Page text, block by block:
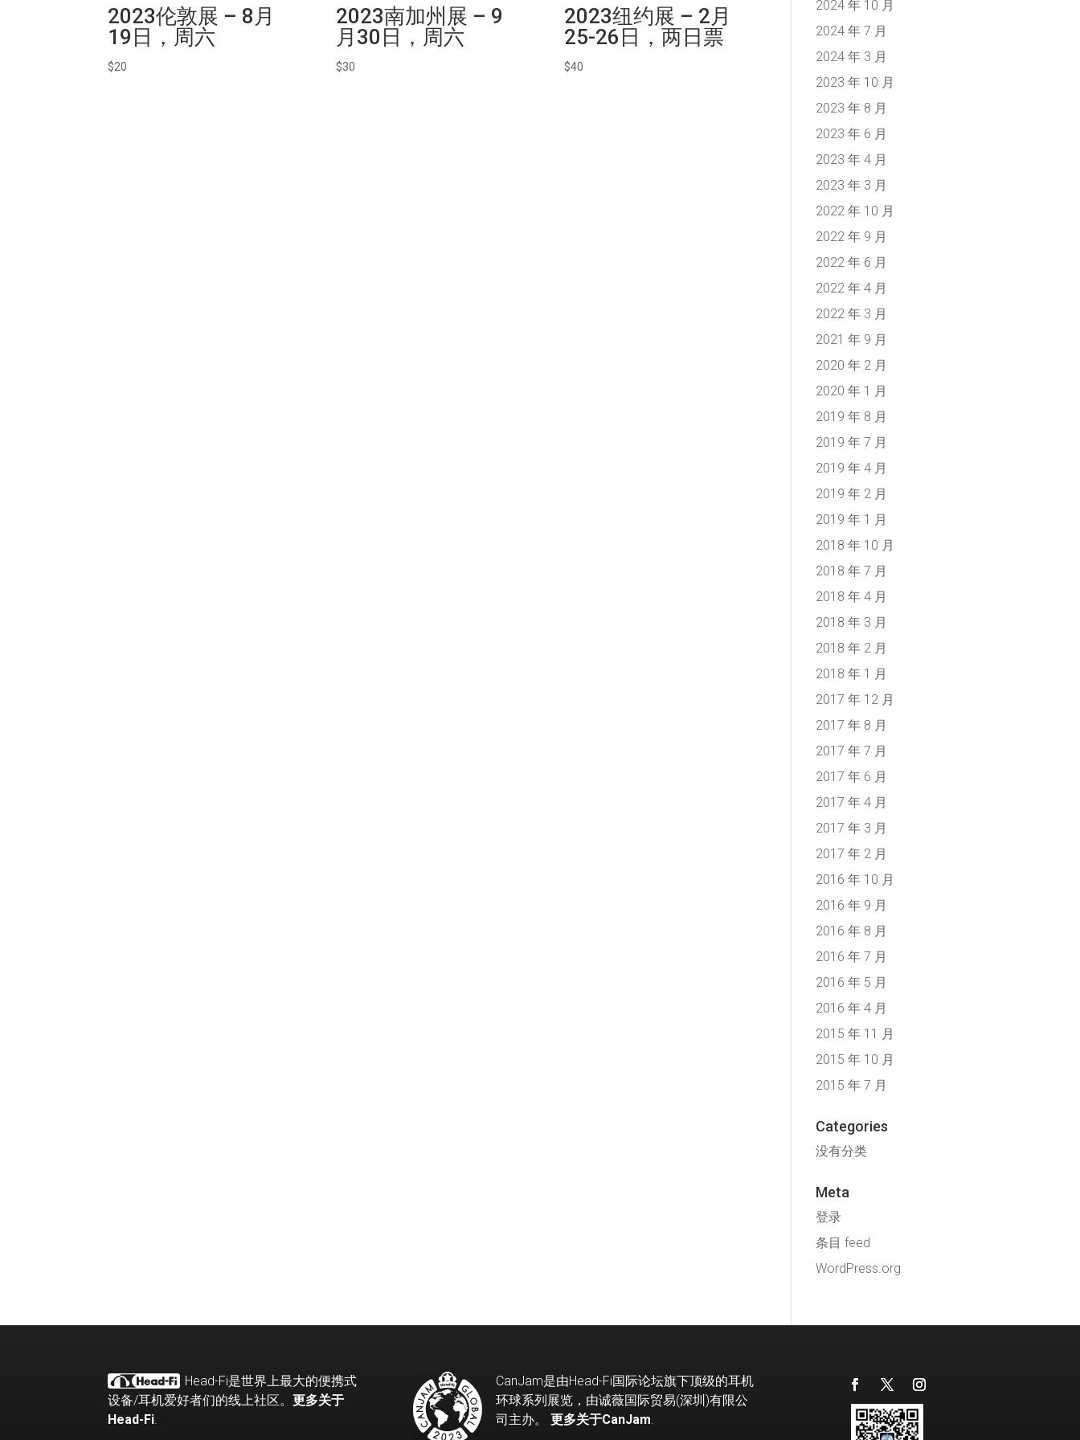
2023伦敦展 – 8月
19日，周六
$20
2023南加州展 – 9
月30日，周六
$30
2023纽约展 – 2月
25-26日，两日票
$40
2024 年 10 月
2024 年 7 月
2024 年 3 月
2023 年 10 月
2023 年 8 月
2023 年 6 月
2023 年 4 月
2023 年 3 月
2022 年 10 月
2022 年 9 月
2022 年 6 月
2022 年 4 月
2022 年 3 月
2021 年 9 月
2020 年 2 月
2020 年 1 月
2019 年 8 月
2019 年 7 月
2019 年 4 月
2019 年 2 月
2019 年 1 月
2018 年 10 月
2018 年 7 月
2018 年 4 月
2018 年 3 月
2018 年 2 月
2018 年 1 月
2017 年 12 月
2017 年 8 月
2017 年 7 月
2017 年 6 月
2017 年 4 月
2017 年 3 月
2017 年 2 月
2016 年 10 月
2016 年 9 月
2016 年 8 月
2016 年 7 月
2016 年 5 月
2016 年 4 月
2015 年 11 月
2015 年 10 月
2015 年 7 月
Categories
没有分类
Meta
登录
条目 feed
WordPress.org
Head-Fi是世界上最大的便携式
设备/耳机爱好者们的线上社区。更多关于
Head-Fi.
CanJam是由Head-Fi国际论坛旗下顶级的耳机
环球系列展览，由诚薇国际贸易(深圳)有限公
司主办。更多关于CanJam.